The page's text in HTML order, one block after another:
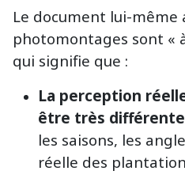
Le document lui-même
photomontages sont «
qui signifie que :
La perception
être très différente
les saisons, les
réelle des